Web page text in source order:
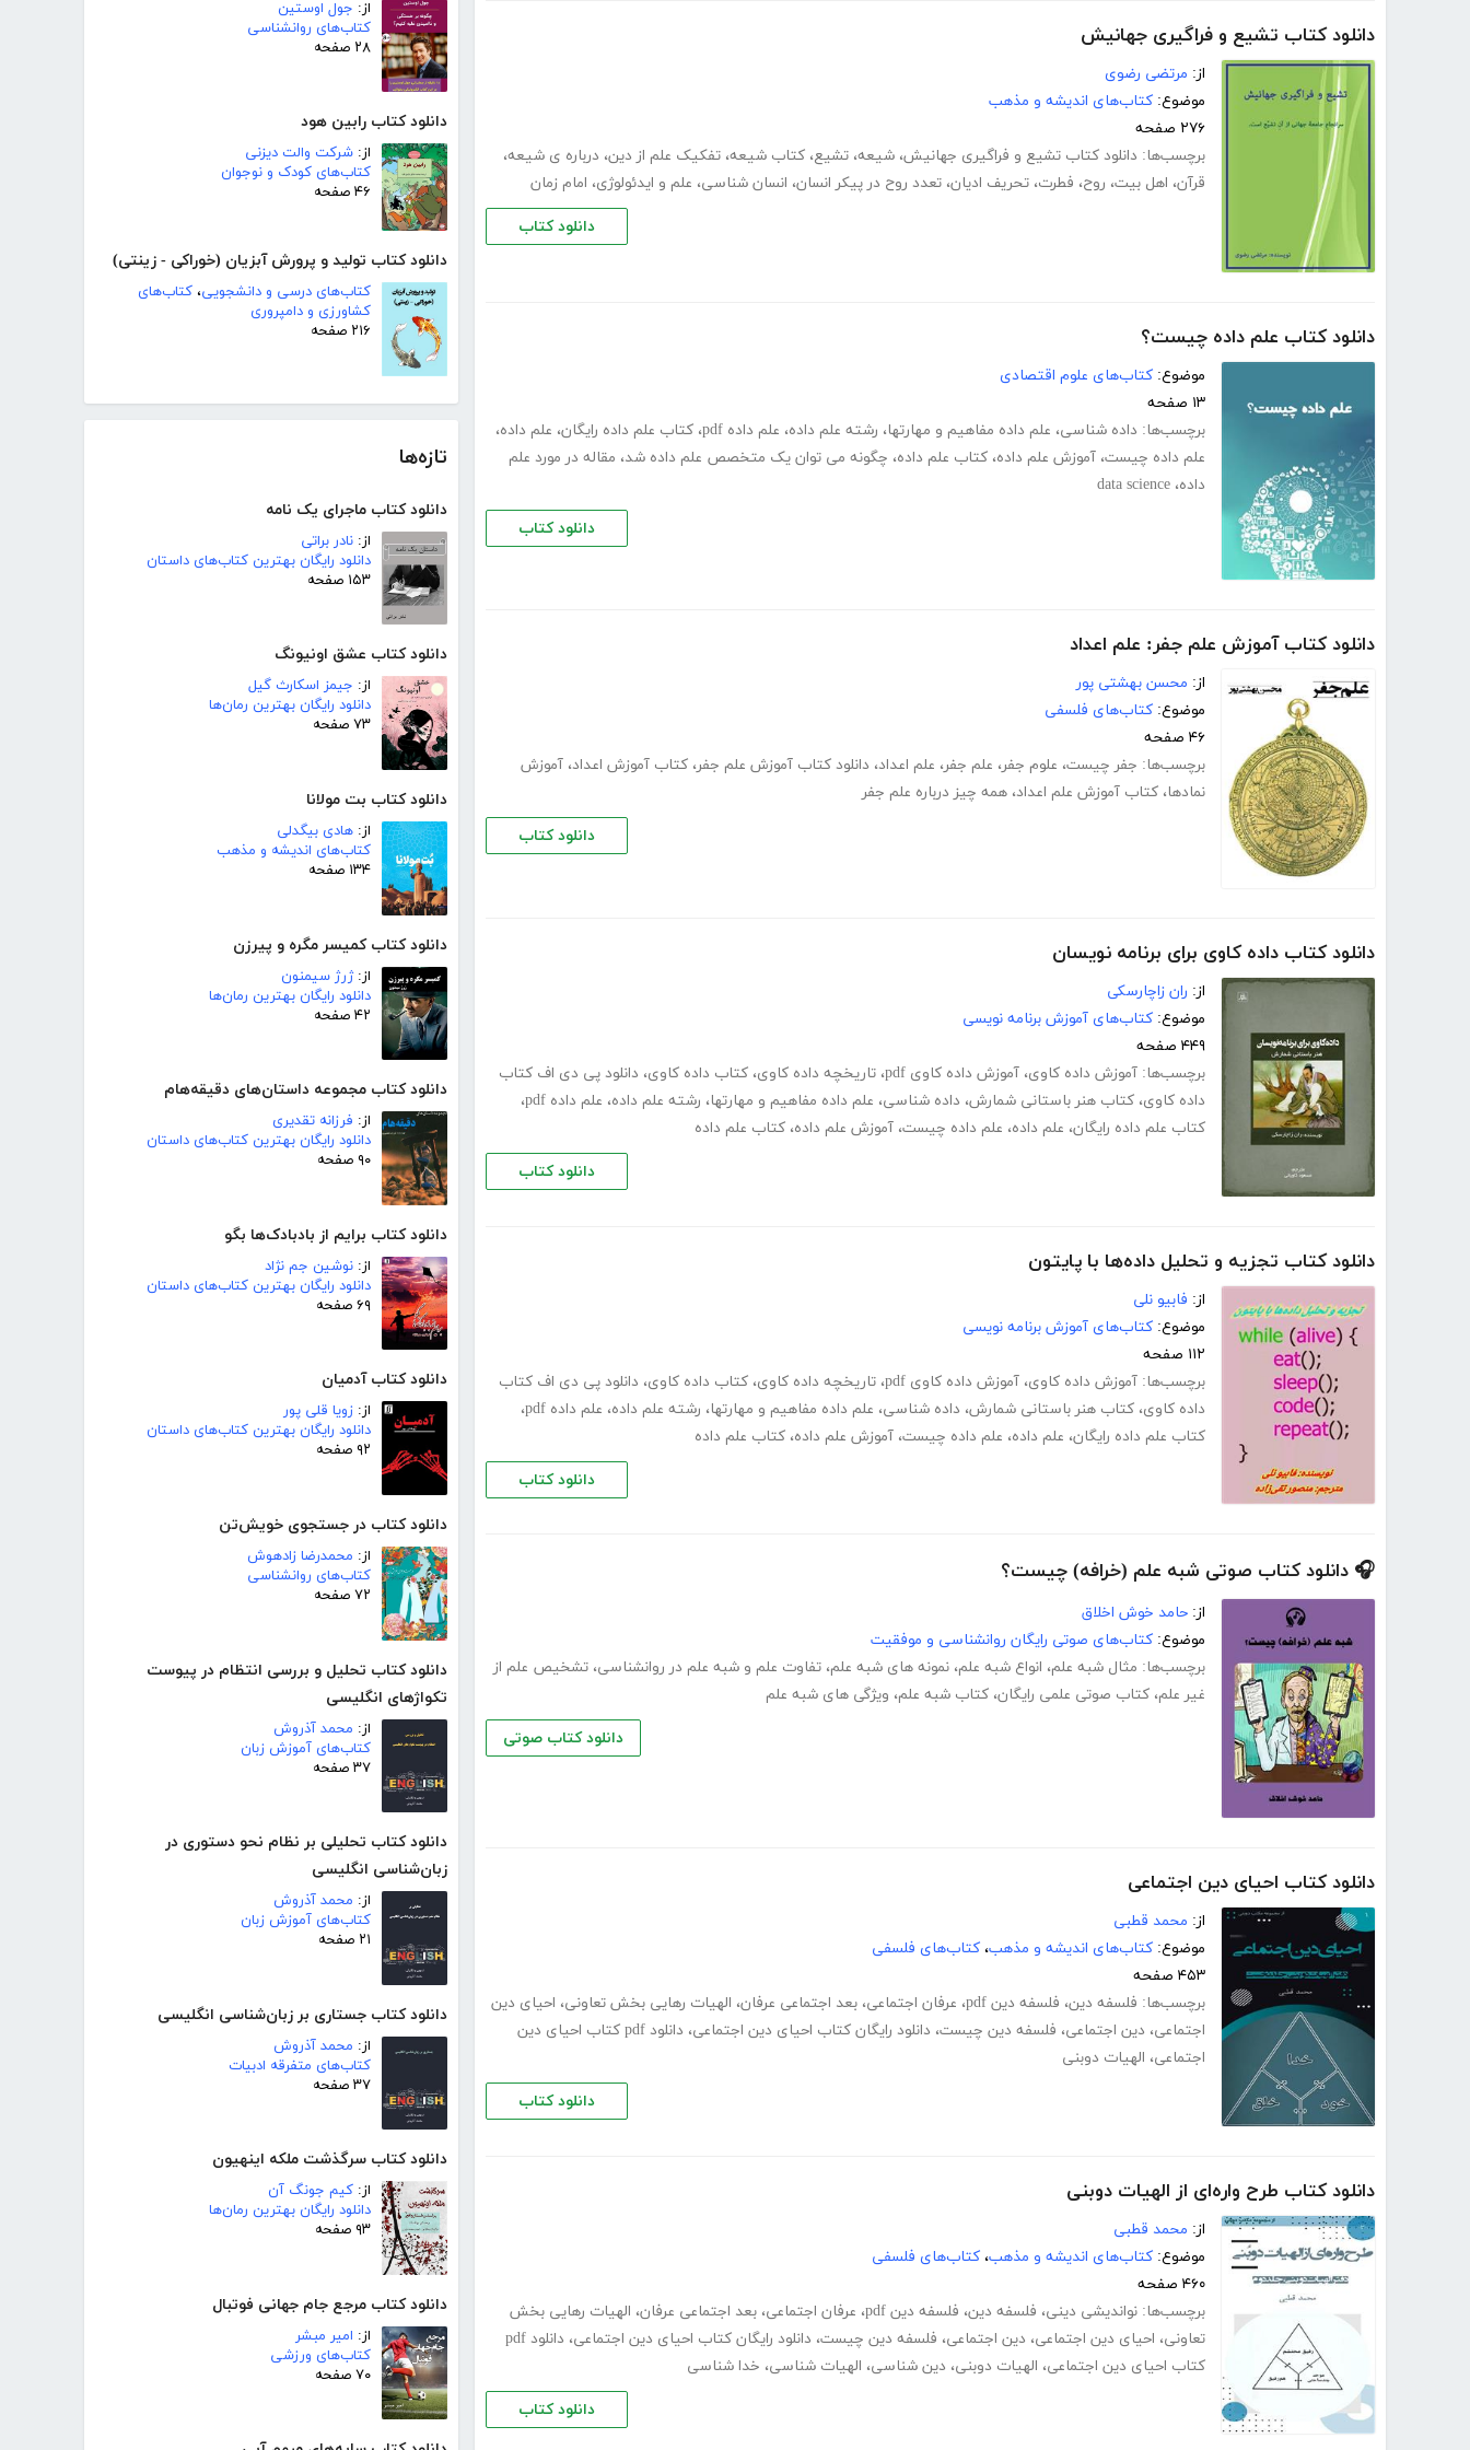
از: جول اوستین
کتاب‌های روانشناسی
۲۸ صفحه
دانلود کتاب رابین هود
از: شرکت والت دیزنی
کتاب‌های کودک و نوجوان
۴۶ صفحه
دانلود کتاب تولید و پرورش آبزیان (خوراکی - زینتی)
کتاب‌های درسی و دانشجویی، کتاب‌های
کشاورزی و دامپروری
۲۱۶ صفحه
تازه‌ها
دانلود کتاب ماجرای یک نامه
از: نادر براتی
دانلود رایگان بهترین کتاب‌های داستان
۱۵۳ صفحه
دانلود کتاب عشق اونیونگ
از: جیمز اسکارث گیل
دانلود رایگان بهترین رمان‌ها
۷۳ صفحه
دانلود کتاب بت مولانا
از: هادی بیگدلی
کتاب‌های اندیشه و مذهب
۱۳۴ صفحه
دانلود کتاب کمیسر مگره و پیرزن
از:ژرژ سیمنون
دانلود رایگان بهترین رمان‌ها
۴۲ صفحه
دانلود کتاب مجموعه داستان‌های دقیقه‌هام
از: فرزانه تقدیری
دانلود رایگان بهترین کتاب‌های داستان
۹۰ صفحه
دانلود کتاب برایم از بادبادک‌ها بگو
از: نوشین جم نژاد
دانلود رایگان بهترین کتاب‌های داستان
۶۹ صفحه
دانلود کتاب آدمیان
از: زویا قلی پور
دانلود رایگان بهترین کتاب‌های داستان
۹۲ صفحه
دانلود کتاب در جستجوی خویش‌تن
از: محمدرضا زادهوش
کتاب‌های روانشناسی
۷۲ صفحه
دانلود کتاب تحلیل و بررسی انتظام در پیوست
تکواژهای انگلیسی
از: محمد آذروش
کتاب‌های آموزش زبان
۳۷ صفحه
دانلود کتاب تحلیلی بر نظام نحو دستوری در
زبان‌شناسی انگلیسی
از: محمد آذروش
کتاب‌های آموزش زبان
۲۱ صفحه
دانلود کتاب جستاری بر زبان‌شناسی انگلیسی
از: محمد آذروش
کتاب‌های متفرقه ادبیات
۳۷ صفحه
دانلود کتاب سرگذشت ملکه اینهیون
از: کیم جونگ آن
دانلود رایگان بهترین رمان‌ها
۹۳ صفحه
دانلود کتاب مرجع جام جهانی فوتبال
از: امیر مبشر
کتاب‌های ورزشی
۷۰ صفحه
دانلود کتاب تشیع و فراگیری جهانیش
از: مرتضی رضوی
موضوع: کتاب‌های اندیشه و مذهب
۲۷۶ صفحه
برچسب‌ها: دانلود کتاب تشیع و فراگیری جهانیش، شیعه، تشیع، کتاب شیعه، تفکیک علم از دین، درباره ی شیعه،
قرآن، اهل بیت، روح، فطرت، تحریف ادیان، تعدد روح در پیکر انسان، انسان شناسی، علم و ایدئولوژی، امام زمان
دانلود کتاب
دانلود کتاب علم داده چیست؟
موضوع: کتاب‌های علوم اقتصادی
۱۳ صفحه
برچسب‌ها: داده شناسی، علم داده مفاهیم و مهارتها، رشته علم داده، علم داده pdf ، کتاب علم داده رایگان، علم داده،
علم داده چیست، آموزش علم داده، کتاب علم داده، چگونه می توان یک متخصص علم داده شد، مقاله در مورد علم
داده، data science
دانلود کتاب
دانلود کتاب آموزش علم جفر: علم اعداد
از: محسن بهشتی پور
موضوع: کتاب‌های فلسفی
۴۶ صفحه
برچسب‌ها: جفر چیست، علوم جفر، علم جفر، علم اعداد، دانلود کتاب آموزش علم جفر، کتاب آموزش اعداد، آموزش
نمادها، کتاب آموزش علم اعداد، همه چیز درباره علم جفر
دانلود کتاب
دانلود کتاب داده کاوی برای برنامه نویسان
از: ران زاچارسکی
موضوع: کتاب‌های آموزش برنامه نویسی
۴۴۹ صفحه
برچسب‌ها: آموزش داده کاوی، آموزش داده کاوی pdf ، تاریخچه داده کاوی، کتاب داده کاوی، دانلود پی دی اف کتاب
داده کاوی، کتاب هنر باستانی شمارش، داده شناسی، علم داده مفاهیم و مهارتها، رشته علم داده، علم داده pdf
،
کتاب علم داده رایگان، علم داده، علم داده چیست، آموزش علم داده، کتاب علم داده
دانلود کتاب
دانلود کتاب تجزیه و تحلیل داده‌ها با پایتون
از: فابیو نلی
موضوع: کتاب‌های آموزش برنامه نویسی
۱۱۲ صفحه
برچسب‌ها: آموزش داده کاوی، آموزش داده کاوی pdf ، تاریخچه داده کاوی، کتاب داده کاوی، دانلود پی دی اف کتاب
داده کاوی، کتاب هنر باستانی شمارش، داده شناسی، علم داده مفاهیم و مهارتها، رشته علم داده، علم داده pdf
،
کتاب علم داده رایگان، علم داده، علم داده چیست، آموزش علم داده، کتاب علم داده
دانلود کتاب
🎧 دانلود کتاب صوتی شبه علم (خرافه) چیست؟
از: حامد خوش اخلاق
موضوع: کتاب‌های صوتی رایگان روانشناسی و موفقیت
برچسب‌ها: مثال شبه علم، انواع شبه علم، نمونه های شبه علم، تفاوت علم و شبه علم در روانشناسی، تشخیص علم از
غیر علم، کتاب صوتی علمی رایگان، کتاب شبه علم، ویژگی های شبه علم
دانلود کتاب صوتی
دانلود کتاب احیای دین اجتماعی
از: محمد قطبی
موضوع: کتاب‌های اندیشه و مذهب، کتاب‌های فلسفی
۴۵۳ صفحه
برچسب‌ها: فلسفه دین، فلسفه دین pdf ، عرفان اجتماعی، بعد اجتماعی عرفان، الهیات رهایی بخش تعاونی، احیای دین
اجتماعی، دین اجتماعی، فلسفه دین چیست، دانلود رایگان کتاب احیای دین اجتماعی،
دانلود pdf کتاب احیای دین
اجتماعی، الهیات دوبنی
دانلود کتاب
دانلود کتاب طرح واره‌ای از الهیات دوبنی
از: محمد قطبی
موضوع: کتاب‌های اندیشه و مذهب، کتاب‌های فلسفی
۴۶۰ صفحه
برچسب‌ها: نواندیشی دینی، فلسفه دین، فلسفه دین pdf ، عرفان اجتماعی، بعد اجتماعی عرفان، الهیات رهایی بخش
تعاونی، احیای دین اجتماعی، دین اجتماعی، فلسفه دین چیست، دانلود رایگان کتاب احیای دین اجتماعی،
دانلود pdf
کتاب احیای دین اجتماعی، الهیات دوبنی، دین شناسی، الهیات شناسی، خدا شناسی
دانلود کتاب